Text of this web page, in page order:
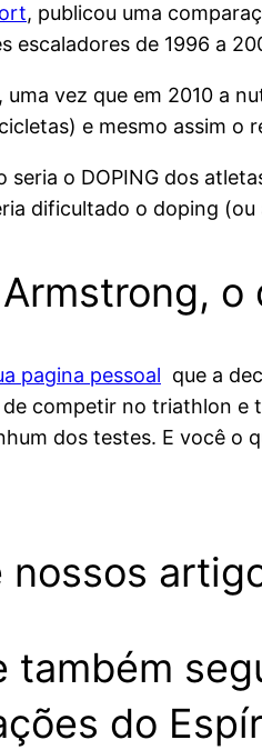
, publicou uma
escaladores de 1996 a
uma vez que em 2010 a
e mesmo assim o
seria o DOPING dos
dificultado o doping
pagina pessoal que a
competir no triathlon
dos testes. E você o
nossos
também
do